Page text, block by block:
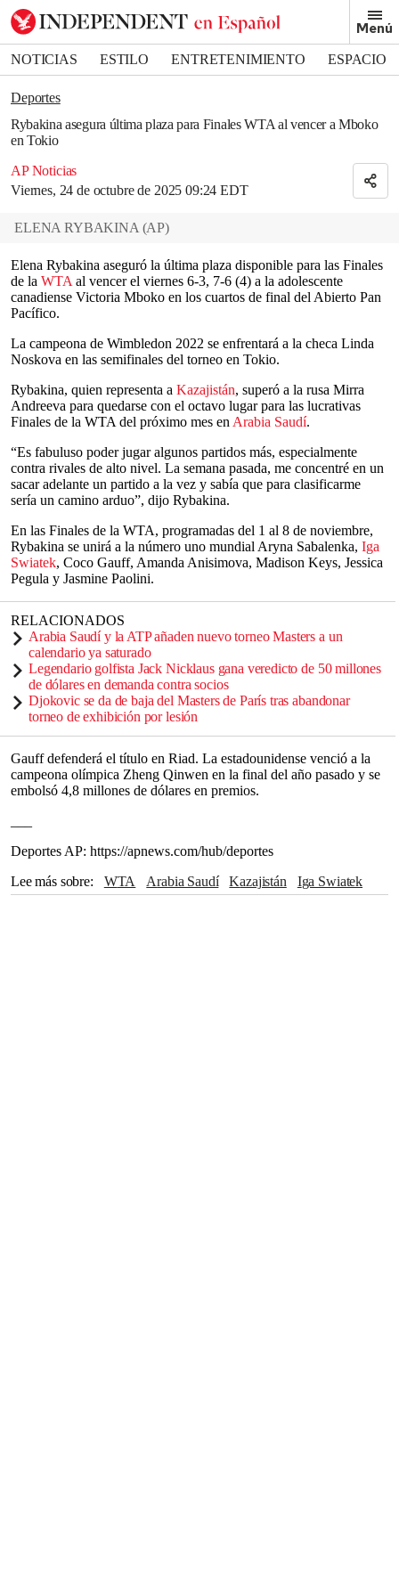
Menú
NOTICIAS ESTILO ENTRETENIMIENTO
ESPACIO
DEPORTES
Deportes
Rybakina asegura última plaza para Finales WTA al vencer a Mboko
en Tokio
AP Noticias
Viernes, 24 de octubre de 2025 09:24 EDT
Bookmark popover
Removed from bookmarks
Close popover
ELENA RYBAKINA (AP)
Elena Rybakina aseguró la última plaza disponible para las Finales
de la WTA al vencer el viernes 6-3, 7-6 (4) a la adolescente
canadiense Victoria Mboko en los cuartos de final del Abierto Pan
Pacífico.
La campeona de Wimbledon 2022 se enfrentará a la checa Linda
Noskova en las semifinales del torneo en Tokio.
Rybakina, quien representa a Kazajistán, superó a la rusa Mirra
Andreeva para quedarse con el octavo lugar para las lucrativas
Finales de la WTA del próximo mes en Arabia Saudí.
“Es fabuluso poder jugar algunos partidos más, especialmente
contra rivales de alto nivel. La semana pasada, me concentré en un
sacar adelante un partido a la vez y sabía que para clasificarme
sería un camino arduo”, dijo Rybakina.
En las Finales de la WTA, programadas del 1 al 8 de noviembre,
Rybakina se unirá a la número uno mundial Aryna Sabalenka, Iga
Swiatek, Coco Gauff, Amanda Anisimova, Madison Keys, Jessica
Pegula y Jasmine Paolini.
RELACIONADOS
Arabia Saudí y la ATP añaden nuevo torneo Masters a un
calendario ya saturado
Legendario golfista Jack Nicklaus gana veredicto de 50 millones
de dólares en demanda contra socios
Djokovic se da de baja del Masters de París tras abandonar
torneo de exhibición por lesión
Gauff defenderá el título en Riad. La estadounidense venció a la
campeona olímpica Zheng Qinwen en la final del año pasado y se
embolsó 4,8 millones de dólares en premios.
Deportes AP: https://apnews.com/hub/deportes
Lee más sobre
WTA Arabia Saudí Kazajistán Iga Swiatek